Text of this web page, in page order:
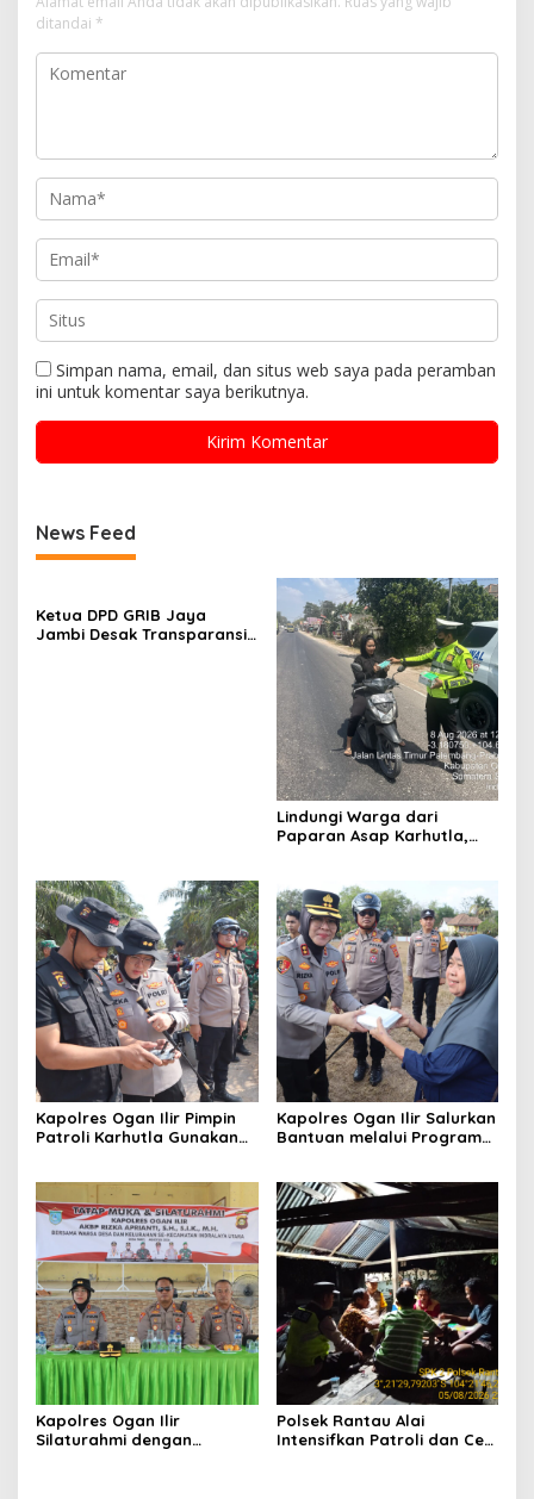
ditandai *
Simpan nama, email, dan situs web saya pada peramban
ini untuk komentar saya berikutnya.
News Feed
Ketua DPD GRIB Jaya
Jambi Desak Transparansi
Lindungi Warga dari
Paparan Asap Karhutla,
di Lokasi Kebakaran
Kapolres Ogan Ilir Pimpin
Patroli Karhutla Gunakan
Hadapi Musim Kemarau
Kapolres Ogan Ilir Salurkan
Bantuan melalui Program
Masyarakat Desa Parit
Kapolres Ogan Ilir
Silaturahmi dengan
Polsek Rantau Alai
Intensifkan Patroli dan Cek